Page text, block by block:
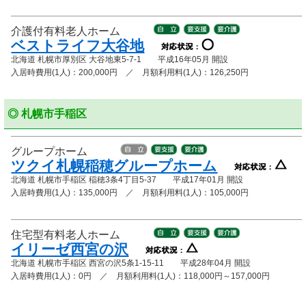
介護付有料老人ホーム
ベストライフ大谷地
北海道 札幌市厚別区 大谷地東5-7-1 平成16年05月 開設
入居時費用(1人)：200,000円 ／ 月額利用料(1人)：126,250円
◎ 札幌市手稲区
グループホーム
ツクイ札幌稲穂グループホーム
北海道 札幌市手稲区 稲穂3条4丁目5-37 平成17年01月 開設
入居時費用(1人)：135,000円 ／ 月額利用料(1人)：105,000円
住宅型有料老人ホーム
イリーゼ西宮の沢
北海道 札幌市手稲区 西宮の沢5条1-15-11 平成28年04月 開設
入居時費用(1人)：0円 ／ 月額利用料(1人)：118,000円～157,000円